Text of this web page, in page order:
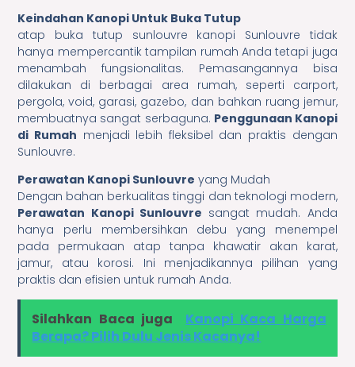
Keindahan Kanopi Untuk Buka Tutup
atap buka tutup sunlouvre kanopi Sunlouvre tidak
hanya mempercantik tampilan rumah Anda tetapi juga
menambah fungsionalitas. Pemasangannya bisa
dilakukan di berbagai area rumah, seperti carport,
pergola, void, garasi, gazebo, dan bahkan ruang jemur,
membuatnya sangat serbaguna. Penggunaan Kanopi
di Rumah menjadi lebih fleksibel dan praktis dengan
Sunlouvre.
Perawatan Kanopi Sunlouvre yang Mudah
Dengan bahan berkualitas tinggi dan teknologi modern,
Perawatan Kanopi Sunlouvre sangat mudah. Anda
hanya perlu membersihkan debu yang menempel
pada permukaan atap tanpa khawatir akan karat,
jamur, atau korosi. Ini menjadikannya pilihan yang
praktis dan efisien untuk rumah Anda.
Silahkan Baca juga
Kanopi Kaca Harga
Berapa? Pilih Dulu Jenis Kacanya!